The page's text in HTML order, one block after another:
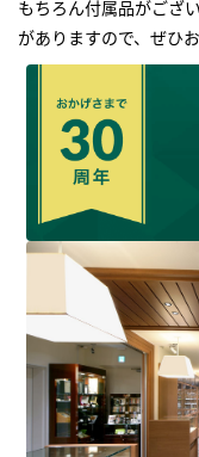
もちろん付属品がござ
がありますので、ぜひ